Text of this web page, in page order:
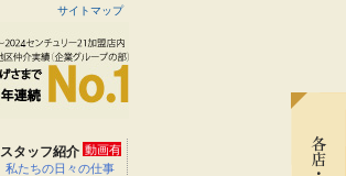
サイトマップ
スタッフ紹介 動画有
私たちの日々の仕事